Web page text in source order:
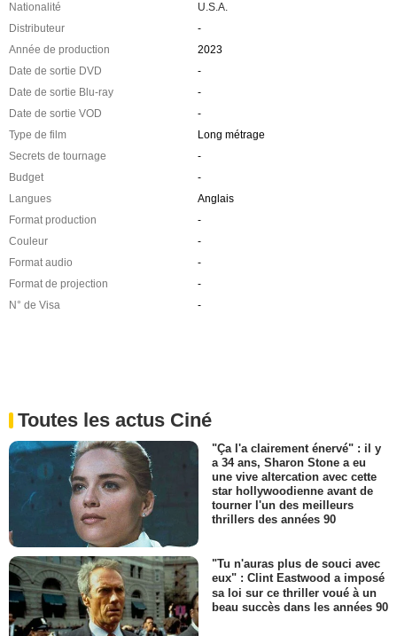
Nationalité
U.S.A.
Distributeur
-
Année de production
2023
Date de sortie DVD
-
Date de sortie Blu-ray
-
Date de sortie VOD
-
Type de film
Long métrage
Secrets de tournage
-
Budget
-
Langues
Anglais
Format production
-
Couleur
-
Format audio
-
Format de projection
-
N° de Visa
-
Toutes les actus Ciné
"Ça l'a clairement énervé" : il y
a 34 ans, Sharon Stone a eu
une vive altercation avec cette
star hollywoodienne avant de
tourner l'un des meilleurs
thrillers des années 90
"Tu n'auras plus de souci avec
eux" : Clint Eastwood a imposé
sa loi sur ce thriller voué à un
beau succès dans les années 90